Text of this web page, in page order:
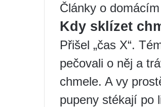
Články o
Kdy sklízet
Přišel „čas X“.
pečovali o něj a
chmele. A vy
pupeny stékají po